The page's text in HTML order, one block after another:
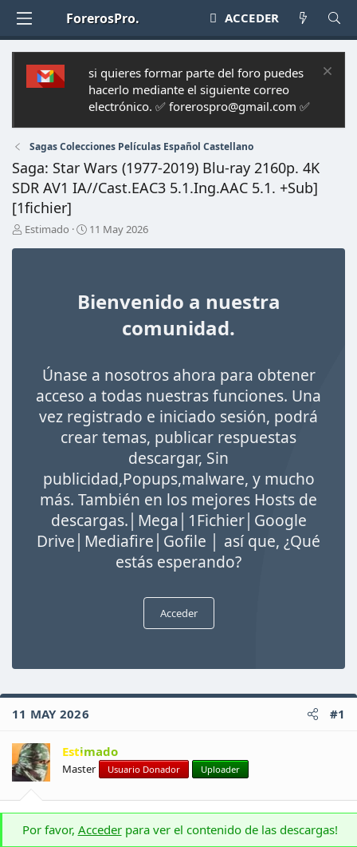
ForerosPro. ACCEDER
si quieres formar parte del foro puedes
hacerlo mediante el siguiente correo
electrónico. ✅ forerospro@gmail.com ✅
Sagas Colecciones Películas Español Castellano
Saga: Star Wars (1977-2019) Blu-ray 2160p. 4K
SDR AV1 IA//Cast.EAC3 5.1.Ing.AAC 5.1. +Sub]
[1fichier]
A
Estimado
F
d
o
11 May 2026
Bienvenido a nuestra
comunidad.
Únase a nosotros ahora para obtener
acceso a todas nuestras funciones. Una
vez registrado e iniciado sesión, podrá
crear temas, publicar respuestas
descargar, Sin
publicidad,Popups,malware, y mucho
más. También en los mejores Hosts de
descargas.│Mega│1Fichier│Google
Drive│Mediafire│Gofile │ así que, ¿Qué
estás esperando?
Acceder
11 MAY 2026 #1
Estimado
Master Usuario Donador Uploader
Por favor, Accederpara ver el contenido de las descargas!